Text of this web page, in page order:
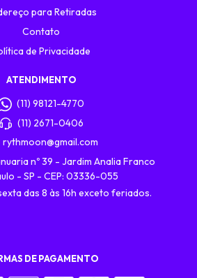
para Retiradas
Contato
de Privacidade
ATENDIMENTO
(11) 98121-4770
(11) 2671-0406
rythmoon@gmail.com
nº 39 - Jardim Analia Franco
- SP - CEP: 03336-055
das 8 às 16h exceto feriados.
DE PAGAMENTO